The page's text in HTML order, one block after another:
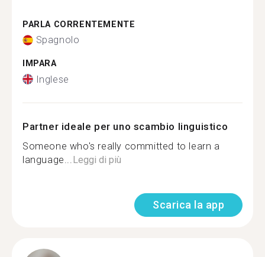
PARLA CORRENTEMENTE
Spagnolo
IMPARA
Inglese
Partner ideale per uno scambio linguistico
Someone who's really committed to learn a
language... Leggi di più
Scarica la app